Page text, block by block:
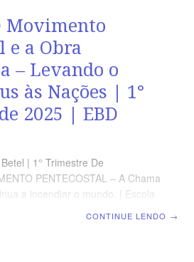
Movimento
e a Obra
– Levando o
às Nações | 1°
2025 | EBD
| 1° Trimestre De
PENTECOSTAL – A Chama
a incendiar o mundo. | Escola
CONTINUE LENDO →